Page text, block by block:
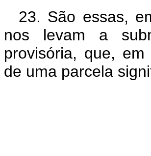
23. São essas,
nos levam a
provisória, que,
de uma parcela